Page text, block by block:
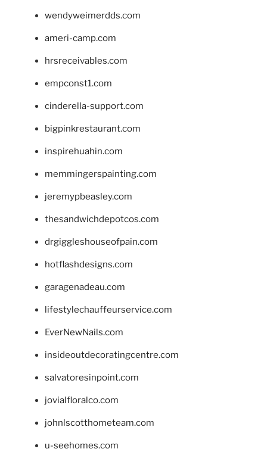
wendyweimerdds.com
ameri-camp.com
hrsreceivables.com
empconst1.com
cinderella-support.com
bigpinkrestaurant.com
inspirehuahin.com
memmingerspainting.com
jeremypbeasley.com
thesandwichdepotcos.com
drgiggleshouseofpain.com
hotflashdesigns.com
garagenadeau.com
lifestylechauffeurservice.com
EverNewNails.com
insideoutdecoratingcentre.com
salvatoresinpoint.com
jovialfloralco.com
johnlscotthometeam.com
u-seehomes.com